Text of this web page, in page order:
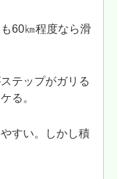
60㎞程度なら滑
テップがガリる
る。
すい。しかし積